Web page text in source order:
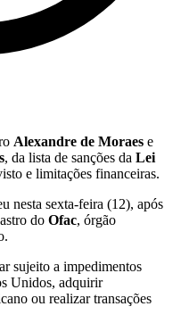
Alexandre de Moraes e
, da lista de sanções da Lei
e limitações financeiras.
nesta sexta-feira (12), após
do Ofac, órgão
sujeito a impedimentos
Unidos, adquirir
ou realizar transações